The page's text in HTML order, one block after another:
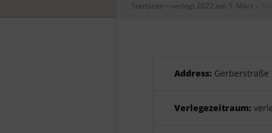
Startseite » verlegt 2022 am 5. März »
Address: Gerberstraße
Verlegezeitraum: